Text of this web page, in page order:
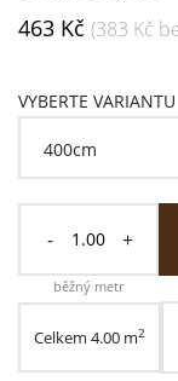
463 Kč (383 Kč
VYBERTE VARIANTU
- +
běžný metr
Celkem 4.00 m2